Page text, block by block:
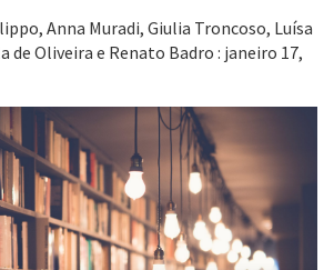
Anna Muradi, Giulia Troncoso, Luísa
de Oliveira e Renato Badro : janeiro 17,